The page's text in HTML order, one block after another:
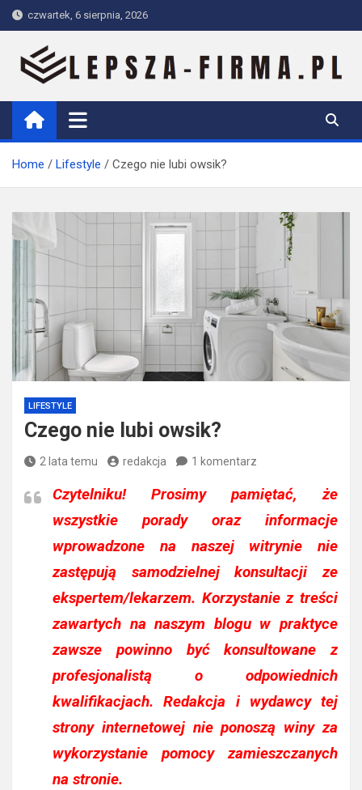
Skip
to
content
czwartek, 6 sierpnia, 2026
Lepsza-firma.pl
Home Lifestyle Czego nie lubi owsik?
LIFESTYLE
Czego nie lubi owsik?
2 lata temu redakcja 1 komentarz
Czytelniku!Prosimy pamiętać, że
wszystkie porady oraz informacje
wprowadzone na naszej witrynie nie
zastępują samodzielnej konsultacji ze
ekspertem/lekarzem. Korzystanie z treści
zawartych na naszym blogu w praktyce
zawsze powinno być konsultowane z
profesjonalistą o odpowiednich
kwalifikacjach. Redakcja i wydawcy tej
strony internetowej nie ponoszą winy za
wykorzystanie pomocy zamieszczanych
na stronie.